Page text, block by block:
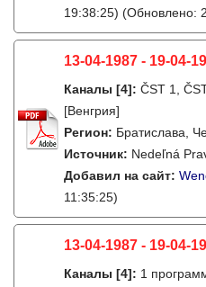
19:38:25) (Обновлено:
13-04-1987 - 19-04-
Каналы [4]: ČST 1,
[Венгрия]
Регион: Братислава,
Источник: Nedeľná
Добавил на сайт:
11:35:25)
13-04-1987 - 19-04-
Каналы [4]: 1